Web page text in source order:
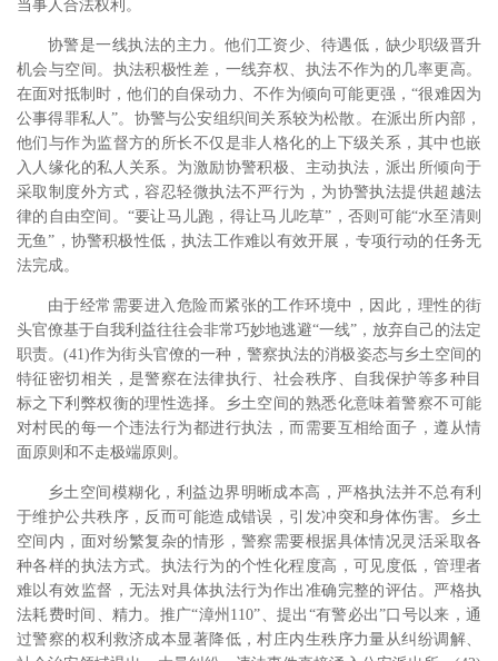
当事人合法权利。
协警是一线执法的主力。他们工资少、待遇低，缺少职级晋升
机会与空间。执法积极性差，一线弃权、执法不作为的几率更高。
在面对抵制时，他们的自保动力、不作为倾向可能更强，“很难因为
公事得罪私人”。协警与公安组织间关系较为松散。在派出所内部，
他们与作为监督方的所长不仅是非人格化的上下级关系，其中也嵌
入人缘化的私人关系。为激励协警积极、主动执法，派出所倾向于
采取制度外方式，容忍轻微执法不严行为，为协警执法提供超越法
律的自由空间。“要让马儿跑，得让马儿吃草”，否则可能“水至清则
无鱼”，协警积极性低，执法工作难以有效开展，专项行动的任务无
法完成。
由于经常需要进入危险而紧张的工作环境中，因此，理性的街
头官僚基于自我利益往往会非常巧妙地逃避“一线”，放弃自己的法定
职责。(41)作为街头官僚的一种，警察执法的消极姿态与乡土空间的
特征密切相关，是警察在法律执行、社会秩序、自我保护等多种目
标之下利弊权衡的理性选择。乡土空间的熟悉化意味着警察不可能
对村民的每一个违法行为都进行执法，而需要互相给面子，遵从情
面原则和不走极端原则。
乡土空间模糊化，利益边界明晰成本高，严格执法并不总有利
于维护公共秩序，反而可能造成错误，引发冲突和身体伤害。乡土
空间内，面对纷繁复杂的情形，警察需要根据具体情况灵活采取各
种各样的执法方式。执法行为的个性化程度高，可见度低，管理者
难以有效监督，无法对具体执法行为作出准确完整的评估。严格执
法耗费时间、精力。推广“漳州110”、提出“有警必出”口号以来，通
过警察的权利救济成本显著降低，村庄内生秩序力量从纠纷调解、